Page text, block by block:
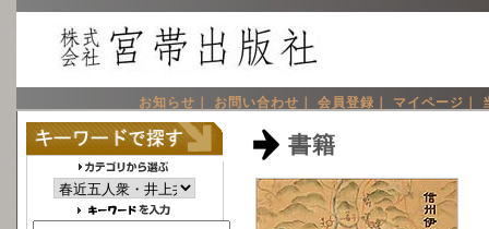
お知らせ｜ お問い合わせ｜ 会員登録｜ マイページ｜
書籍